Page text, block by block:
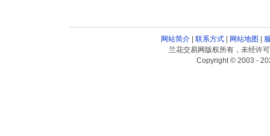
网站简介| 联系方式| 网站地图
兰花交易网版权所有，未经许
Copyright © 2003 -